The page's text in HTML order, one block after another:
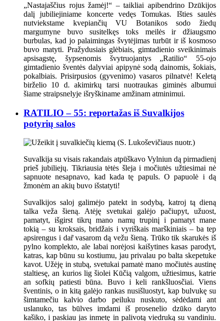
„Nastajaščius rojus žamėj!“ – taikliai apibendrino Dzūkijos
dalį jubiliejiniame koncerte vedęs Tomukas. Išties saulės
nutviekstame kvepiančių VU Botanikos sodo žiedų
margumyne buvo susitelkęs toks meilės ir džiaugsmo
burbulas, kad jo palaimingas švytėjimas turbūt ir iš kosmoso
buvo matyti. Pražydusiais glėbiais, gimtadienio sveikinimais
apsisagstę, šypsenomis švytruojantys „Ratilio“ 55-ojo
gimtadienio šventės dalyviai apipynė sodą dainomis, šokiais,
pokalbiais. Prisirpusios (gyvenimo) vasaros pilnatvė! Keletą
birželio 10 d. akimirkų tarsi nuotraukas giminės albumui
šiame straipsnelyje išryškiname amžinam atminimui.
RATILIO – 55: reportažas iš Suvalkijos
potyrių salos
Suvalkija su visais rakandais atpūškavo Vylniun dą pirmadienį
prieš jubiliejų. Tikriausia tėtės šleja i močiutės užtiesimai nė
sapnuote nesapnavo, kad kada tę papuls. O papuolė i dą
žmonėm an akių buvo išstatyti!
Suvalkijos saloj galimėjo patekt in sodybą, katroj tą dieną
talka veža šieną. Atėję svetukai galėjo pačiupyt, užuost,
pamatyt, išgirst tikrų mano namų trupinį i pamatyt mane
tokią – su kroksais, bridžais i vyriškais marškiniais – ba tep
apsirengus i dar̃ vasarom dą vežu šieną. Trūko tik skarukės iš
pylno komplekto, ale labai norėjosi kaišytines kasas parodyt,
katras, kap būnu su kostiumu, jau privalau po balta skepetuke
kavot. Užėję in stubą, svetukai pamatė mano močiutės austinę
staltiesę, an kurios lig šiolei Kūčią valgom, užtiesimus, katrie
an sofkių patiesti būna. Buvo i keli rankšluosčiai. Viens
šventinis, o in kitą galėjo rankas nusišluostyt, kap bulvukę su
šimtamečiu kalvio darbo peiluku nuskuto, sėdėdami ant
uslanuko, tas būlves imdami iš prosenelio dzūko daryto
kašiko, i paskiau jas inmetę in palivotą viedruką su vandiniu.